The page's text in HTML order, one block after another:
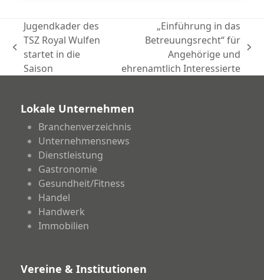
vorheriger
Beitrag:
Jugendkader des
TSZ Royal Wulfen
startet in die
Saison
Beitrag:
„Einführung in das
Betreuungsrecht“ für
Angehörige und
ehrenamtlich Interessierte
Lokale Unternehmen
Branchenverzeichnis
Unternehmensnews
Dienstleistung
Gastronomie
Gesundheit/Fitness
Handel
Handwerk
Immobilien
Vereine & Institutionen